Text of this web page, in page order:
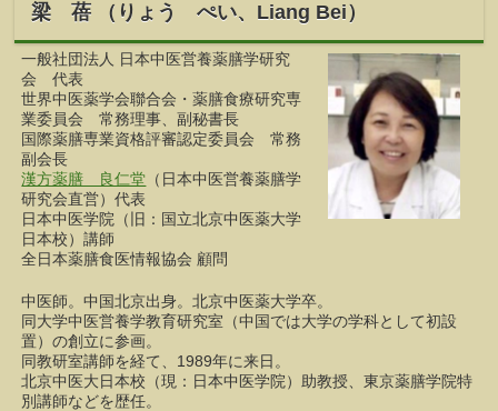
梁 蓓 （りょう ぺい、Liang Bei）
一般社団法人 日本中医営養薬膳学研究
会 代表
世界中医薬学会聯合会・薬膳食療研究専
業委員会 常務理事、副秘書長
国際薬膳専業資格評審認定委員会 常務
副会長
漢方薬膳 良仁堂 （日本中医営養薬膳学
研究会直営）代表
日本中医学院（旧：国立北京中医薬大学
日本校）講師
全日本薬膳食医情報協会 顧問
中医師。中国北京出身。北京中医薬大学卒。
同大学中医営養学教育研究室（中国では大学の学科として初設
置）の創立に参画。
同教研室講師を経て、1989年に来日。
北京中医大日本校（現：日本中医学院）助教授、東京薬膳学院特
別講師などを歴任。